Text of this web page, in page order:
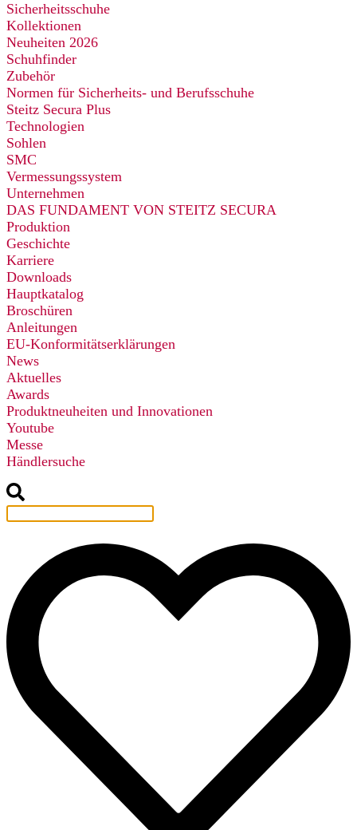
Sicherheitsschuhe
Kollektionen
Neuheiten 2026
Schuhfinder
Zubehör
Normen für Sicherheits- und Berufsschuhe
Steitz Secura Plus
Technologien
Sohlen
SMC
Vermessungssystem
Unternehmen
DAS FUNDAMENT VON STEITZ SECURA
Produktion
Geschichte
Karriere
Downloads
Hauptkatalog
Broschüren
Anleitungen
EU-Konformitätserklärungen
News
Aktuelles
Awards
Produktneuheiten und Innovationen
Youtube
Messe
Händlersuche